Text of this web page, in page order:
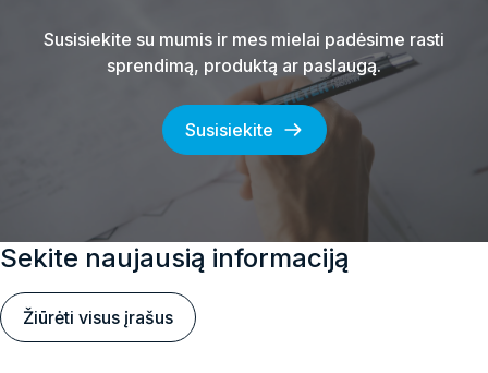
Susisiekite su mumis ir mes mielai padėsime rasti
sprendimą, produktą ar paslaugą.
Susisiekite
Sekite naujausią informaciją
Žiūrėti visus įrašus